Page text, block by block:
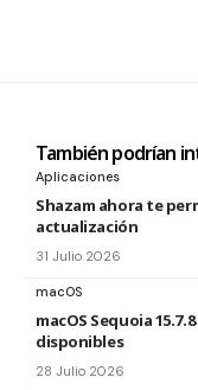
También podrían
Aplicaciones
Shazam ahora te
actualización
31 Julio 2026
macOS
macOS Sequoia
disponibles
28 Julio 2026